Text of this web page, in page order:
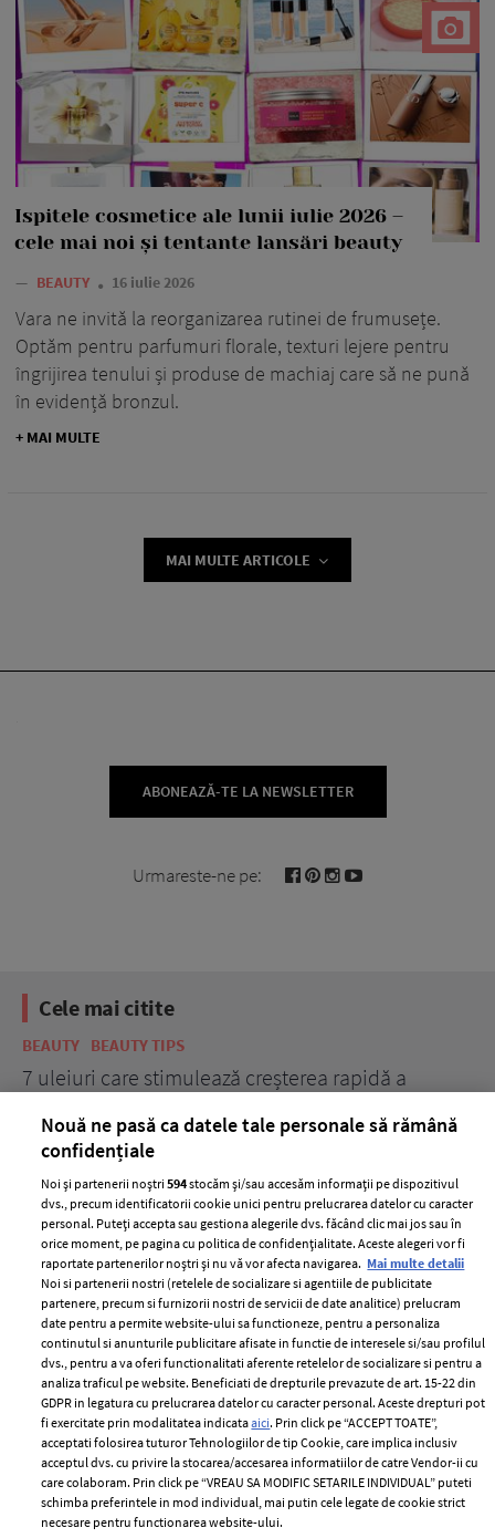
Ispitele cosmetice ale lunii iulie 2026 –
cele mai noi și tentante lansări beauty
— BEAUTY 16 iulie 2026
Vara ne invită la reorganizarea rutinei de frumusețe.
Optăm pentru parfumuri florale, texturi lejere pentru
îngrijirea tenului și produse de machiaj care să ne pună
în evidență bronzul.
+ MAI MULTE
MAI MULTE ARTICOLE
ABONEAZĂ-TE LA NEWSLETTER
Urmareste-ne pe:
Cele mai citite
BEAUTY BEAUTY TIPS
7 uleiuri care stimulează creșterea rapidă a
ELLE Style Awards
2024
Despre ELLE
Romania
Contact
Abonamente
Termeni si conditii
Politica de
confidențialitate
Politica de cookies
Publicitate
Nouă ne pasă ca datele tale personale să rămână
confidențiale
Noi și partenerii noștri594stocăm și/sau accesăm informații pe dispozitivul
dvs., precum identificatorii cookie unici pentru prelucrarea datelor cu caracter
personal. Puteți accepta sau gestiona alegerile dvs. făcând clic mai jos sau în
orice moment, pe pagina cu politica de confidențialitate. Aceste alegeri vor fi
raportate partenerilor noștri și nu vă vor afecta navigarea. Mai multe detalii
Noi si partenerii nostri (retelele de socializare si agentiile de publicitate
partenere, precum si furnizorii nostri de servicii de date analitice) prelucram
date pentru a permite website-ului sa functioneze, pentru a personaliza
continutul si anunturile publicitare afisate in functie de interesele si/sau profilul
dvs., pentru a va oferi functionalitati aferente retelelor de socializare si pentru a
analiza traficul pe website. Beneficiati de drepturile prevazute de art. 15-22 din
GDPR in legatura cu prelucrarea datelor cu caracter personal. Aceste drepturi pot
fi exercitate prin modalitatea indicataaici. Prin click pe “ACCEPT TOATE”,
acceptati folosirea tuturor Tehnologiilor de tip Cookie, care implica inclusiv
acceptul dvs. cu privire la stocarea/accesarea informatiilor de catre Vendor-ii cu
care colaboram. Prin click pe “VREAU SA MODIFIC SETARILE INDIVIDUAL” puteti
schimba preferintele in mod individual, mai putin cele legate de cookie strict
necesare pentru functionarea website-ului.